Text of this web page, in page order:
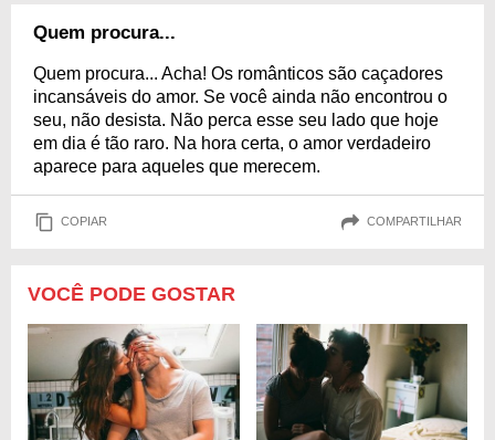
Quem procura...
Quem procura... Acha! Os românticos são caçadores
incansáveis do amor. Se você ainda não encontrou o
seu, não desista. Não perca esse seu lado que hoje
em dia é tão raro. Na hora certa, o amor verdadeiro
aparece para aqueles que merecem.
COPIAR COMPARTILHAR
VOCÊ PODE GOSTAR